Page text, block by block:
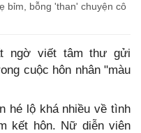
bỉm, bỗng 'than' chuyện cô
ngờ viết tâm thư gửi
cuộc hôn nhân "màu
hé lộ khá nhiều về tình
kết hôn. Nữ diễn viên